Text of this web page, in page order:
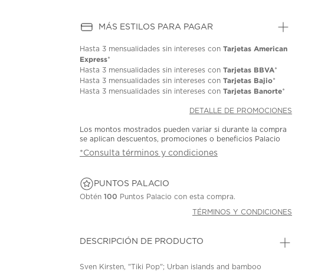
MÁS ESTILOS PARA PAGAR
Hasta 3 mensualidades sin intereses conTarjetas American
Express*
Hasta 3 mensualidades sin intereses conTarjetas BBVA*
Hasta 3 mensualidades sin intereses conTarjetas Bajio*
Hasta 3 mensualidades sin intereses conTarjetas Banorte*
DETALLE DE PROMOCIONES
Los montos mostrados pueden variar si durante la compra
se aplican descuentos, promociones o beneficios Palacio
*Consulta términos y condiciones
PUNTOS PALACIO
Obtén100 Puntos Palacio con esta compra.
TÉRMINOS Y CONDICIONES
DESCRIPCIÓN DE PRODUCTO
Sven Kirsten, "Tiki Pop"; Urban islands and bamboo